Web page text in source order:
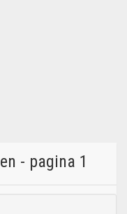
- pagina 1